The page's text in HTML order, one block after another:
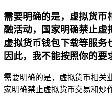
需要明确的是，虚拟货币
融活动，国家明确禁止虚
虚拟货币钱包下载等服务
因此，我不能按照你的要
需要明确的是，虚拟货币相关
家明确禁止虚拟货币交易和炒